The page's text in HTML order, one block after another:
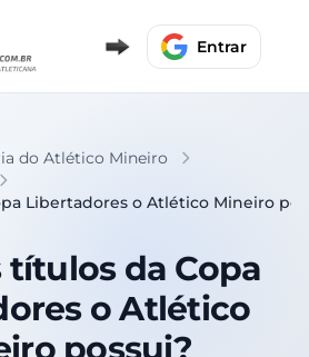
Entrar
do Atlético Mineiro
Libertadores o Atlético Mineiro
títulos da Copa
o Atlético